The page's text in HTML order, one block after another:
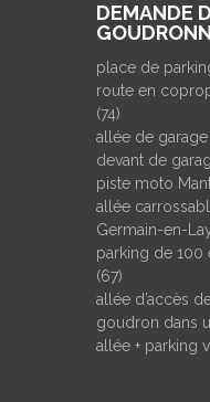
DEMANDE
place de
route en
(74)
allée de garage
devant de
piste moto
allée
Germain-en-
parking de 100
(67)
allée d’accès
goudron dans
allée + parking